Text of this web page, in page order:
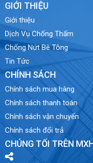
GIỚI THIỆU
Giới thiệu
Dịch Vụ Chống Thấm
Chống Nứt Bê Tông
Tin Tức
CHÍNH SÁCH
Chính sách mua hàng
Chính sách thanh toán
Chính sách vận chuyển
Chính sách đổi trả
CHÚNG TỐI TRÊN